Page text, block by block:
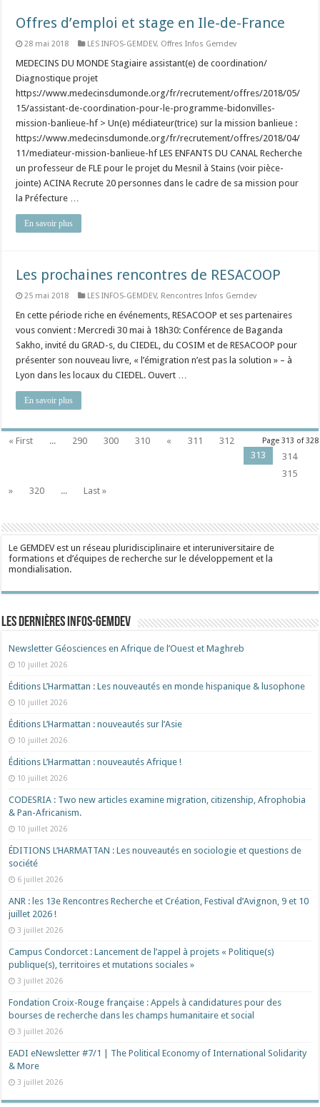
Offres d’emploi et stage en Ile-de-France
28 mai 2018 LES INFOS-GEMDEV, Offres Infos Gemdev
MEDECINS DU MONDE Stagiaire assistant(e) de coordination/
Diagnostique projet
https://www.medecinsdumonde.org/fr/recrutement/offres/2018/05/
15/assistant-de-coordination-pour-le-programme-bidonvilles-
mission-banlieue-hf > Un(e) médiateur(trice) sur la mission banlieue :
https://www.medecinsdumonde.org/fr/recrutement/offres/2018/04/
11/mediateur-mission-banlieue-hf LES ENFANTS DU CANAL Recherche
un professeur de FLE pour le projet du Mesnil à Stains (voir pièce-
jointe) ACINA Recrute 20 personnes dans le cadre de sa mission pour
la Préfecture …
En savoir plus
Les prochaines rencontres de RESACOOP
25 mai 2018 LES INFOS-GEMDEV, Rencontres Infos Gemdev
En cette période riche en événements, RESACOOP et ses partenaires
vous convient : Mercredi 30 mai à 18h30: Conférence de Baganda
Sakho, invité du GRAD-s, du CIEDEL, du COSIM et de RESACOOP pour
présenter son nouveau livre, « l’émigration n’est pas la solution » – à
Lyon dans les locaux du CIEDEL. Ouvert …
En savoir plus
Page 313 of 328
« First ... 290 300 310 « 311
312
313
314
315
»
320 ... Last »
Le GEMDEV est un réseau pluridisciplinaire et interuniversitaire de
formations et d’équipes de recherche sur le développement et la
mondialisation.
Les dernières Infos-Gemdev
Newsletter Géosciences en Afrique de l’Ouest et Maghreb
10 juillet 2026
Éditions L’Harmattan : Les nouveautés en monde hispanique & lusophone
10 juillet 2026
Éditions L’Harmattan : nouveautés sur l’Asie
10 juillet 2026
Éditions L’Harmattan : nouveautés Afrique !​
10 juillet 2026
CODESRIA : Two new articles examine migration, citizenship, Afrophobia
& Pan-Africanism.
10 juillet 2026
ÉDITIONS L’HARMATTAN : Les nouveautés en sociologie et questions de
société
6 juillet 2026
ANR : les 13e Rencontres Recherche et Création, Festival d’Avignon, 9 et 10
juillet 2026 !
3 juillet 2026
Campus Condorcet : Lancement de l’appel à projets « Politique(s)
publique(s), territoires et mutations sociales »
3 juillet 2026
Fondation Croix-Rouge française : Appels à candidatures pour des
bourses de recherche dans les champs humanitaire et social
3 juillet 2026
EADI eNewsletter #7/1 | The Political Economy of International Solidarity
& More
3 juillet 2026